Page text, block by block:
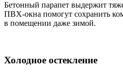
Бетонный парапет выдержит
ПВХ-окна помогут сохранить
в помещении даже зимой.
Холодное остекление